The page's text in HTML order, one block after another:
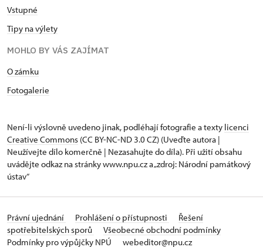
Vstupné
Tipy na výlety
MOHLO BY VÁS ZAJÍMAT
O zámku
Fotogalerie
Není-li výslovně uvedeno jinak, podléhají fotografie a texty licenci
Creative Commons (CC BY-NC-ND 3.0 CZ) (Uveďte autora |
Neužívejte dílo komerčně | Nezasahujte do díla). Při užití obsahu
uvádějte odkaz na stránky www.npu.cz a „zdroj: Národní památkový
ústav“
Právní ujednání Prohlášení o přístupnosti
Řešení
spotřebitelských sporů
Všeobecné obchodní podmínky
Podmínky pro výpůjčky NPÚ
webeditor@npu.cz